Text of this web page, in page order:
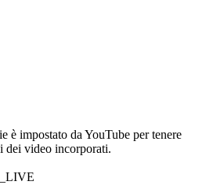
è impostato da YouTube per tenere
dei video incorporati.